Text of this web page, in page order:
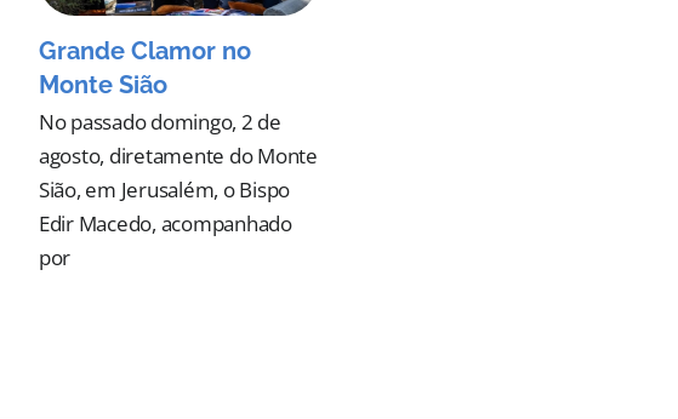
Grande Clamor no
Monte Sião
No passado domingo, 2 de
agosto, diretamente do Monte
Sião, em Jerusalém, o Bispo
Edir Macedo, acompanhado
por